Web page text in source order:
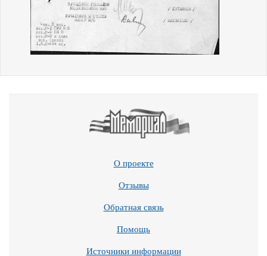
О проекте
Отзывы
Обратная связь
Помощь
Источники информации